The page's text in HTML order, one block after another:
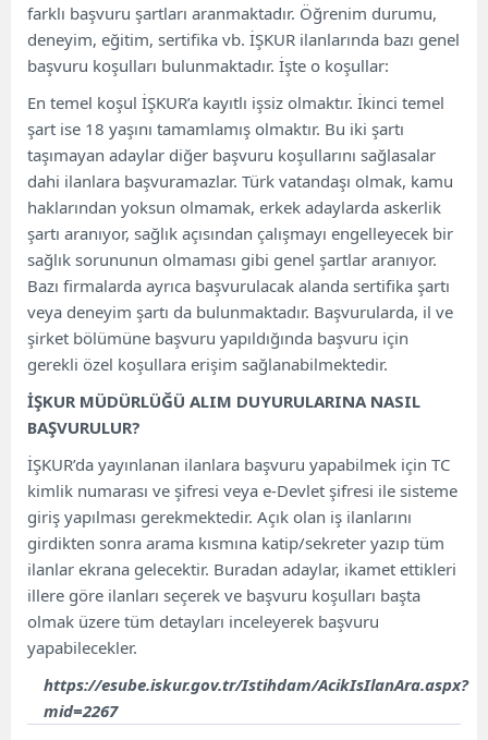
farklı başvuru şartları aranmaktadır. Öğrenim durumu,
deneyim, eğitim, sertifika vb. İŞKUR ilanlarında bazı genel
başvuru koşulları bulunmaktadır. İşte o koşullar:
En temel koşul İŞKUR’a kayıtlı işsiz olmaktır. İkinci temel
şart ise 18 yaşını tamamlamış olmaktır. Bu iki şartı
taşımayan adaylar diğer başvuru koşullarını sağlasalar
dahi ilanlara başvuramazlar. Türk vatandaşı olmak, kamu
haklarından yoksun olmamak, erkek adaylarda askerlik
şartı aranıyor, sağlık açısından çalışmayı engelleyecek bir
sağlık sorununun olmaması gibi genel şartlar aranıyor.
Bazı firmalarda ayrıca başvurulacak alanda sertifika şartı
veya deneyim şartı da bulunmaktadır. Başvurularda, il ve
şirket bölümüne başvuru yapıldığında başvuru için
gerekli özel koşullara erişim sağlanabilmektedir.
İŞKUR MÜDÜRLÜĞÜ ALIM DUYURULARINA NASIL
BAŞVURULUR?
İŞKUR’da yayınlanan ilanlara başvuru yapabilmek için TC
kimlik numarası ve şifresi veya e-Devlet şifresi ile sisteme
giriş yapılması gerekmektedir. Açık olan iş ilanlarını
girdikten sonra arama kısmına katip/sekreter yazıp tüm
ilanlar ekrana gelecektir. Buradan adaylar, ikamet ettikleri
illere göre ilanları seçerek ve başvuru koşulları başta
olmak üzere tüm detayları inceleyerek başvuru
yapabilecekler.
https://esube.iskur.gov.tr/Istihdam/AcikIsIlanAra.aspx?
mid=2267